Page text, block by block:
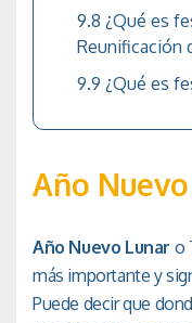
¿Qué es
Reunificación
¿Qué es
Año
Año Nuevo Lunar o
más importante y
Puede decir que